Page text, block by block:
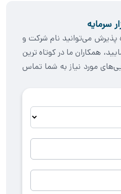
(سرمایه‌گذاران حرفه‌ای)،
فرابورسی متفاوت است.
کند، تعهداتی نظیر تکمیل
هرگونه ابهام ناشی از ریسک
و موارد خاص مربوط به شرکت
و ترکیب ذی‌نفعان را افشا
سرمایه
پذیرش می‌توانید نام شرکت و
همکاران ما در کوتاه ترین
مورد نیاز به شما تماس